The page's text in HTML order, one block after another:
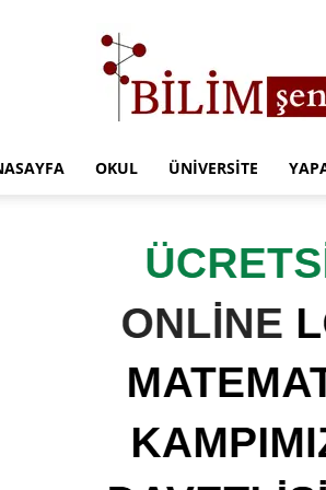
Eğitim
OKUL ÜNIVERSITE